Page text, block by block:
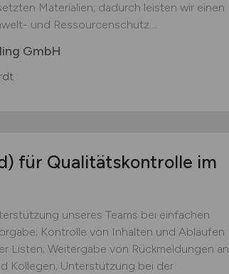
Materialien; dadurch leisten wir einen
und Ressourcenschutz....
GmbH
für Qualitätskontrolle im
unseres Teams bei einfachen
Kontrolle von Inhalten und Abläufen
Listen; Weitergabe von Rückmeldungen an
Kollegen; Unterstützung bei der